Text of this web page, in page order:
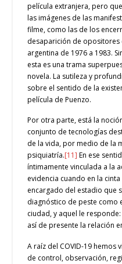
película extranjera, pero
las imágenes de las
filme, como las de los
desaparición de
argentina de 1976 a 1983.
esta es una trama
novela. La sutileza y
sobre el sentido de la
película de Puenzo.
Por otra parte, está la
conjunto de tecnologías
de la vida, por medio de la
psiquiatría.[11] En ese
íntimamente vinculada a la
evidencia cuando en la
encargado del estadio que
diagnóstico de peste como
ciudad, y aquel le
así de presente la relación
A raíz del COVID-19 hemos
de control, observación,